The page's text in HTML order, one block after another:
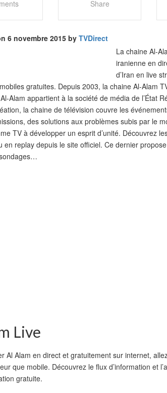
Share
6 novembre 2015 by TVDirect
La chaine Al-
iranienne en
d’Iran en live
gratuites. Depuis 2003, la chaine Al-Alam
Alam appartient à la société de média de l’État
la chaine de télévision couvre les
des solutions aux problèmes subis par le
TV à développer un esprit d’unité. Découvrez
en replay depuis le site officiel. Ce dernier
Live
Al Alam en direct et gratuitement sur internet,
que mobile. Découvrez le flux d’information et
gratuite.